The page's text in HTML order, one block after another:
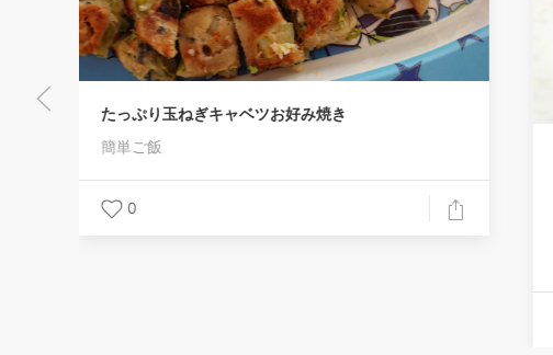
たっぷり玉ねぎキャベツお好み焼き
簡単ご飯
0